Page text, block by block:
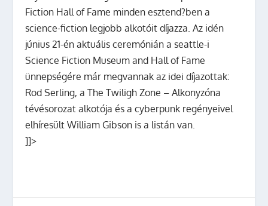
Fiction Hall of Fame minden esztend?ben a
science-fiction legjobb alkotóit díjazza. Az idén
június 21-én aktuális ceremónián a seattle-i
Science Fiction Museum and Hall of Fame
ünnepségére már megvannak az idei díjazottak:
Rod Serling, a The Twiligh Zone – Alkonyzóna
tévésorozat alkotója és a cyberpunk regényeivel
elhíresült William Gibson is a listán van.
]]>